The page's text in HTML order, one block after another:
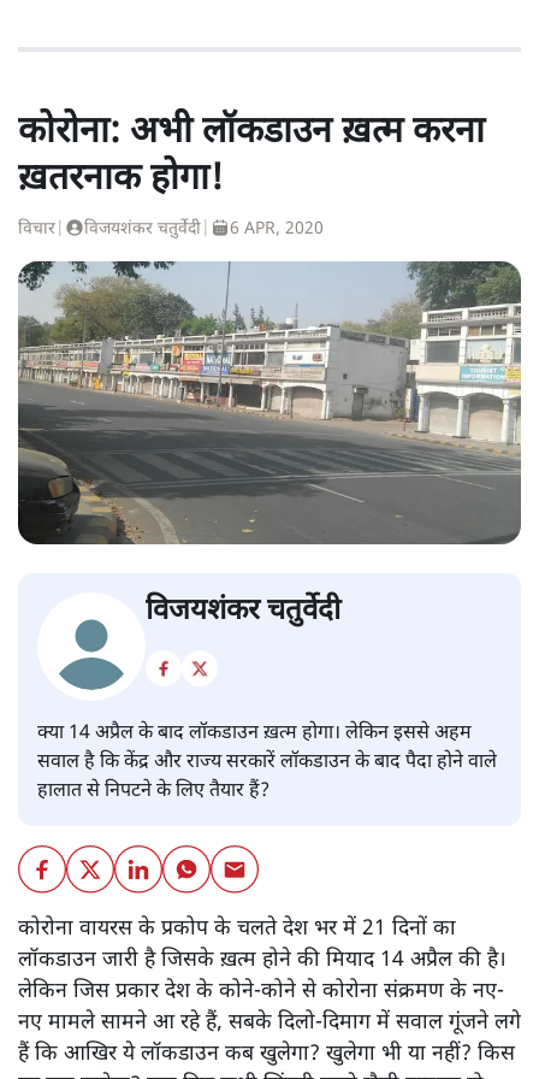
संस्थानों में काम किया है। वह फ़िलहाल स्वतंत्र रूप से पत्रकारिता
करते हैं।
विजयशंकर चतुर्वेदीकी और स्टोरी पढ़ें
कोरोना: अभी लॉकडाउन ख़त्म करना
ख़तरनाक होगा!
विचार | विजयशंकर चतुर्वेदी 6 APR, 2020
विजयशंकर चतुर्वेदी
क्या 14 अप्रैल के बाद लॉकडाउन ख़त्म होगा। लेकिन इससे अहम
सवाल है कि केंद्र और राज्य सरकारें लॉकडाउन के बाद पैदा होने वाले